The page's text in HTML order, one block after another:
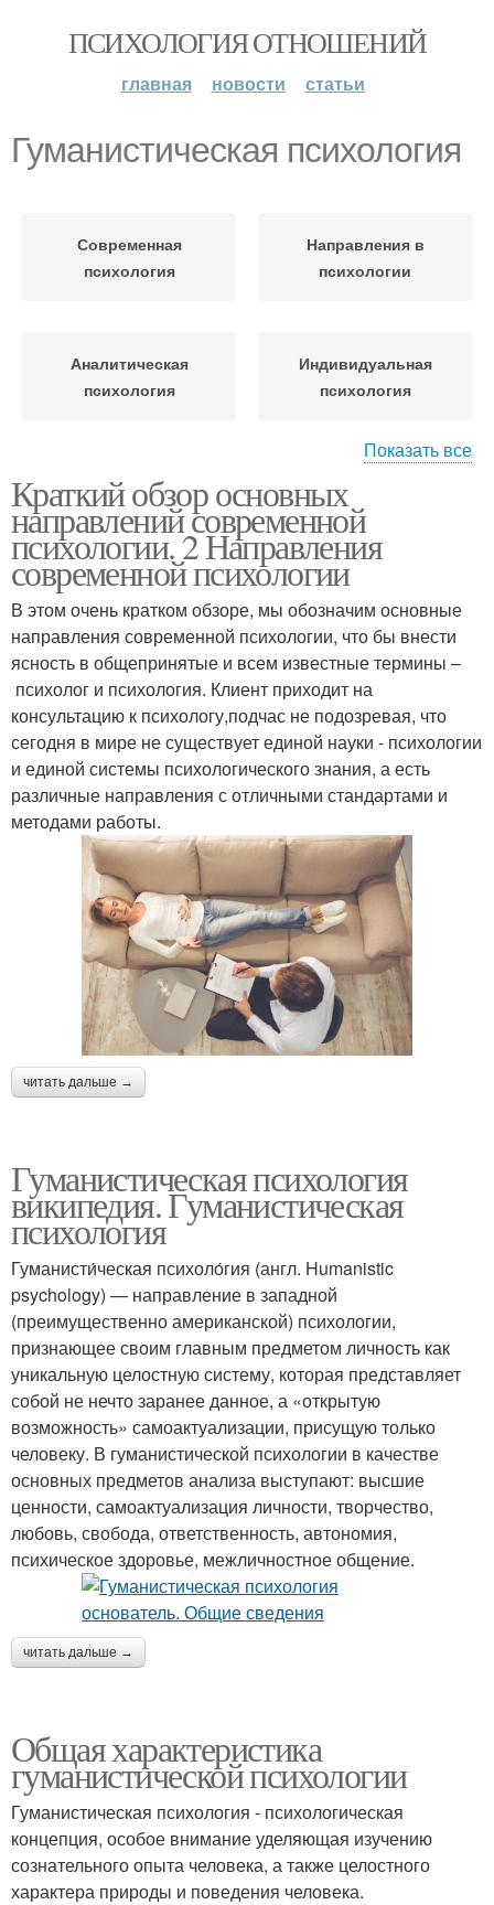
ПСИХОЛОГИЯ ОТНОШЕНИЙ
главная новости статьи
Гуманистическая психология
Современная
психология
Направления в
психологии
Аналитическая
психология
Индивидуальная
психология
Гуманистическое
направление
подход
Подход в психологии
Вопросы по
гуманистической
психологии
Личности в
гуманистической
психологии
Гуманистическая
теория
Личность в
гуманистической
психологии
гуманистической
психологии
Гуманизм в психологии
Направление в
психологии
Гуманистическая
психотерапия
Показать все
Краткий обзор основных
направлений современной
психологии. 2 Направления
современной психологии
В этом очень кратком обзоре, мы обозначим основные
направления современной психологии, что бы внести
ясность в общепринятые и всем известные термины –
психолог и психология. Клиент приходит на
консультацию к психологу,подчас не подозревая, что
сегодня в мире не существует единой науки - психологии
и единой системы психологического знания, а есть
различные направления с отличными стандартами и
методами работы.
читать дальше →
Гуманистическая психология
википедия. Гуманистическая
психология
Гуманисти́ческая психоло́гия (англ. Humanistic
psychology) — направление в западной
(преимущественно американской) психологии,
признающее своим главным предметом личность как
уникальную целостную систему, которая представляет
собой не нечто заранее данное, а «открытую
возможность» самоактуализации, присущую только
человеку. В гуманистической психологии в качестве
основных предметов анализа выступают: высшие
ценности, самоактуализация личности, творчество,
любовь, свобода, ответственность, автономия,
психическое здоровье, межличностное общение.
читать дальше →
Общая характеристика
гуманистической психологии
Гуманистическая психология - психологическая
концепция, особое внимание уделяющая изучению
сознательного опыта человека, а также целостного
характера природы и поведения человека.